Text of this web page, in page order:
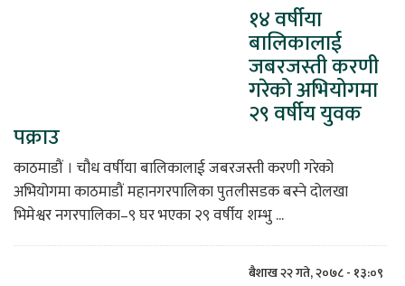
१४ वर्षीया
बालिकालाई
जबरजस्ती करणी
गरेको अभियोगमा
२९ वर्षीय युवक
पक्राउ
काठमाडौं । चौध वर्षीया बालिकालाई जबरजस्ती करणी गरेको
अभियोगमा काठमाडौं महानगरपालिका पुतलीसडक बस्ने दोलखा
भिमेश्वर नगरपालिका–९ घर भएका २९ वर्षीय शम्भु ...
बैशाख २२ गते, २०७८ - १३:०९